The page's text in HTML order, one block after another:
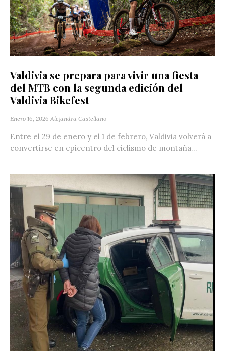
Valdivia se prepara para vivir una fiesta
del MTB con la segunda edición del
Valdivia Bikefest
Enero 16, 2026 Alejandra Castellano
Entre el 29 de enero y el 1 de febrero, Valdivia volverá a
convertirse en epicentro del ciclismo de montaña...